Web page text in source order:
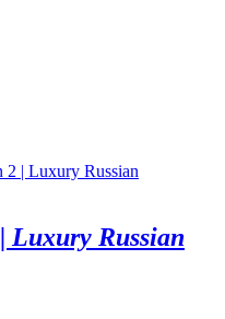
Luxury Russian